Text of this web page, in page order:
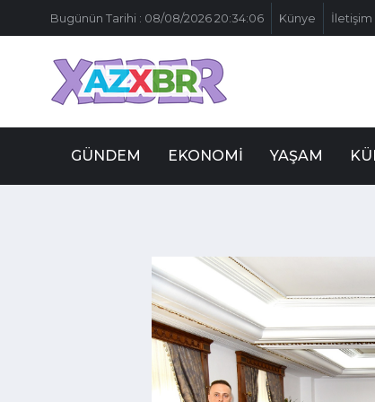
Bugünün Tarihi : 08/08/2026 20:34:06 Künye İletişim
GÜNDEM EKONOMI YAŞAM